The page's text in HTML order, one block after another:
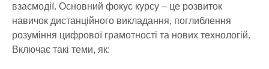
взаємодії. Основний фокус курсу – це розвиток
навичок дистанційного викладання, поглиблення
розуміння цифрової грамотності та нових технологій.
Включає такі теми, як: